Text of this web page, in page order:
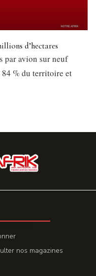
d’hectares
par avion sur neuf
% du territoire et
nos magazines